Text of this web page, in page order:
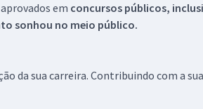
em concursos públicos,
sonhou no meio público.
da sua carreira. Contribuindo com a